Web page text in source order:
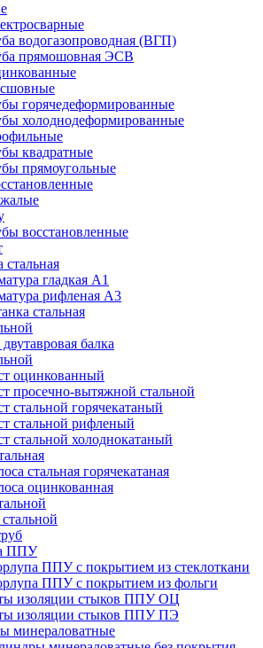
водогазопроводная (ВГП)
прямошовная ЭСВ
горячедеформированные
холоднодеформированные
квадратные
прямоугольные
восстановленные
стальная
гладкая А1
рифленая А3
стальная
балка
оцинкованный
просечно-вытяжной стальной
стальной горячекатаный
стальной рифленый
стальной холоднокатаный
стальная горячекатаная
оцинкованная
ППУ
ППУ с покрытием из стеклоткани
ППУ с покрытием из фольги
изоляции стыков ППУ ОЦ
изоляции стыков ППУ ПЭ
минераловатные